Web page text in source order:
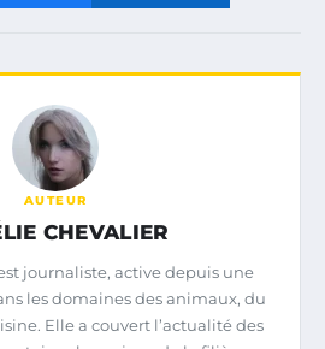
AUTEUR
CHEVALIER
journaliste, active depuis une
les domaines des animaux, du
Elle a couvert l’actualité des